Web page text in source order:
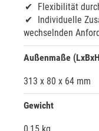
Flexibilität
Individuelle
wechselnden
Außenmaße
313 x 80 x 64 mm
Gewicht